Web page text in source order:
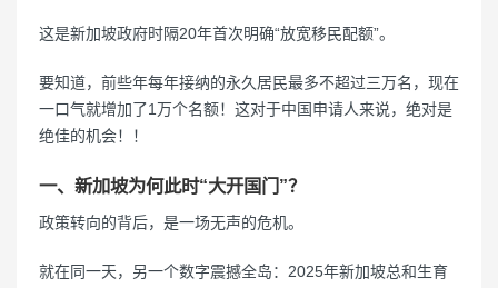
这是新加坡政府时隔20年首次明确“放宽移民配额”。
要知道，前些年每年接纳的永久居民最多不超过三万名，现在
一口气就增加了1万个名额！这对于中国申请人来说，绝对是
绝佳的机会！！
一、新加坡为何此时“大开国门”？
政策转向的背后，是一场无声的危机。
就在同一天，另一个数字震撼全岛：2025年新加坡总和生育